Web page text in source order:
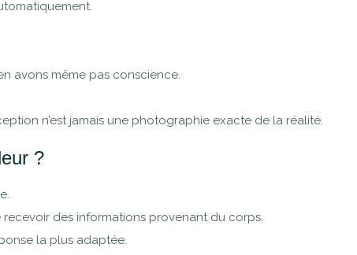
avons même pas conscience.
n’est jamais une photographie exacte de la réalité.
?
des informations provenant du corps.
la plus adaptée.